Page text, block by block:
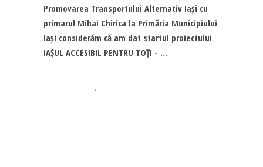
Promovarea Transportului Alternativ Iași cu
primarul Mihai Chirica la Primăria Municipiului
Iași considerăm că am dat startul proiectului
IAȘUL ACCESIBIL PENTRU TOȚI -